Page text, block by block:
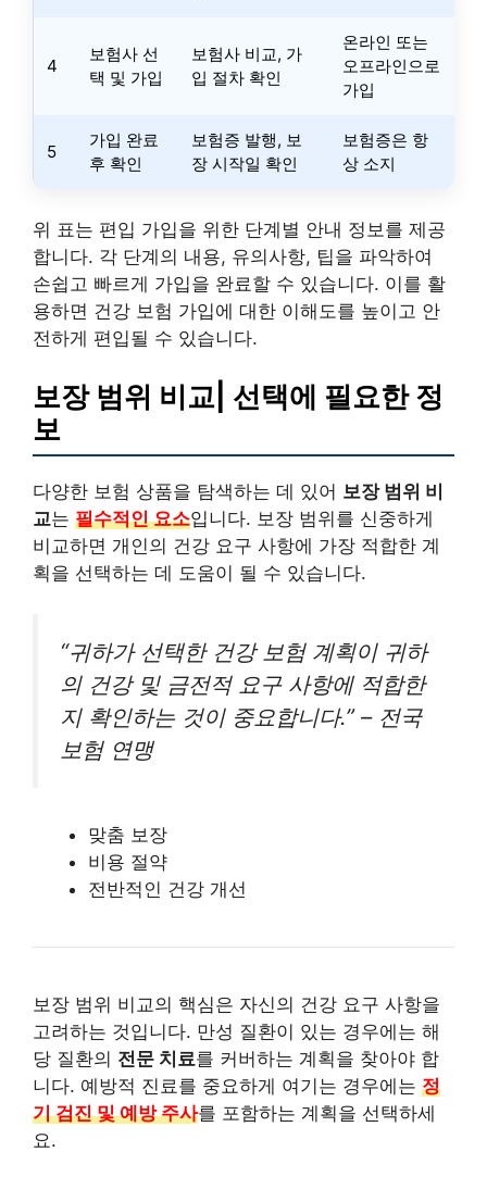
4
보험사 선
택 및 가입
보험사 비교, 가
입 절차 확인
온라인 또는
오프라인으로
가입
5
가입 완료
후 확인
보험증 발행, 보
장 시작일 확인
보험증은 항
상 소지
위 표는 편입 가입을 위한 단계별 안내 정보를 제공
합니다. 각 단계의 내용, 유의사항, 팁을 파악하여
손쉽고 빠르게 가입을 완료할 수 있습니다. 이를 활
용하면 건강 보험 가입에 대한 이해도를 높이고 안
전하게 편입될 수 있습니다.
보장 범위 비교| 선택에 필요한 정
보
다양한 보험 상품을 탐색하는 데 있어 보장 범위 비
교는 필수적인 요소입니다. 보장 범위를 신중하게
비교하면 개인의 건강 요구 사항에 가장 적합한 계
획을 선택하는 데 도움이 될 수 있습니다.
“귀하가 선택한 건강 보험 계획이 귀하
의 건강 및 금전적 요구 사항에 적합한
지 확인하는 것이 중요합니다.” – 전국
보험 연맹
맞춤 보장
비용 절약
전반적인 건강 개선
보장 범위 비교의 핵심은 자신의 건강 요구 사항을
고려하는 것입니다. 만성 질환이 있는 경우에는 해
당 질환의 전문 치료를 커버하는 계획을 찾아야 합
니다. 예방적 진료를 중요하게 여기는 경우에는 정
기 검진 및 예방 주사를 포함하는 계획을 선택하세
요.